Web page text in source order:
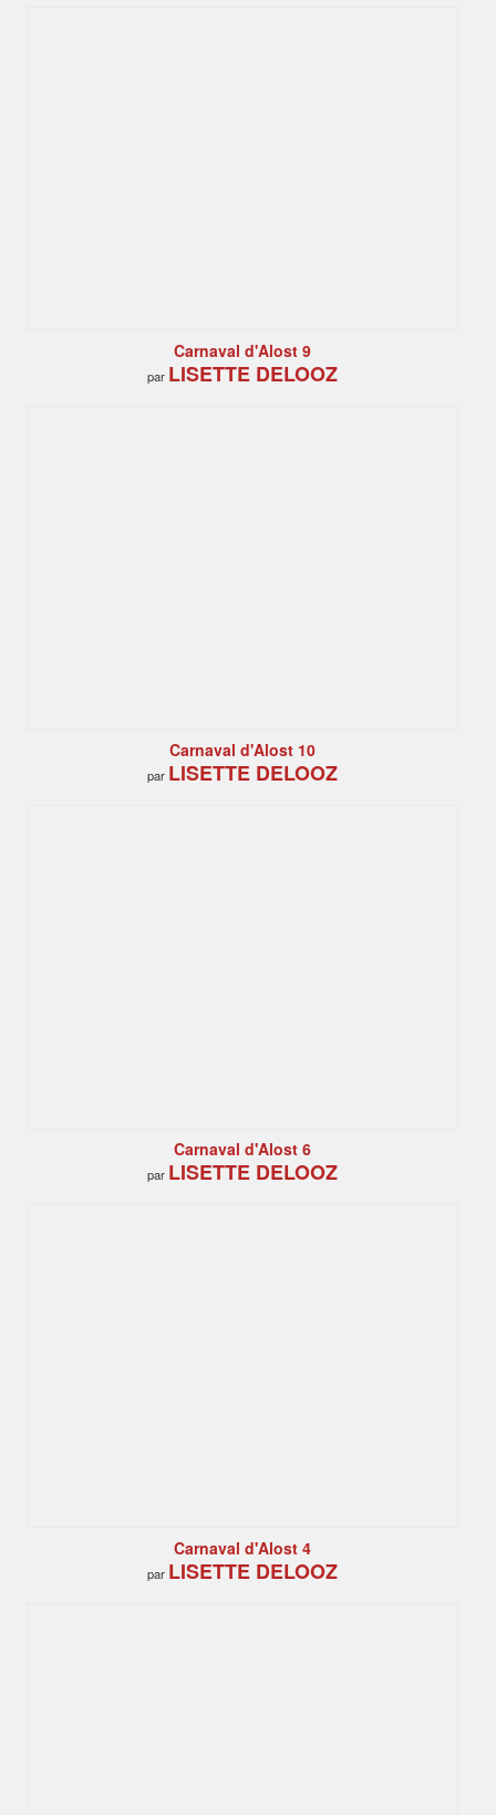
Carnaval d'Alost 9
par LISETTE DELOOZ
Carnaval d'Alost 10
par LISETTE DELOOZ
Carnaval d'Alost 6
par LISETTE DELOOZ
Carnaval d'Alost 4
par LISETTE DELOOZ